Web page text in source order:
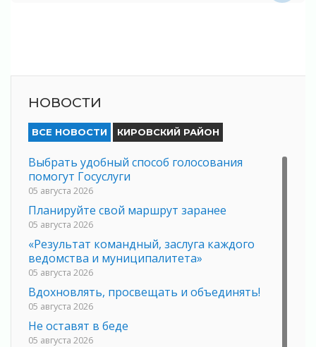
НОВОСТИ
ВСЕ НОВОСТИ КИРОВСКИЙ РАЙОН
Выбрать удобный способ голосования
помогут Госуслуги
05 августа 2026
Планируйте свой маршрут заранее
05 августа 2026
«Результат командный, заслуга каждого
ведомства и муниципалитета»
05 августа 2026
Вдохновлять, просвещать и объединять!
05 августа 2026
Не оставят в беде
05 августа 2026